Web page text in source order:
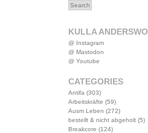
KULLA ANDERSWO
@ Instagram
@ Mastodon
@ Youtube
CATEGORIES
Antifa (303)
Arbeitskräfte (59)
Ausm Leben (272)
bestellt & nicht abgeholt(5)
Breakcore (124)